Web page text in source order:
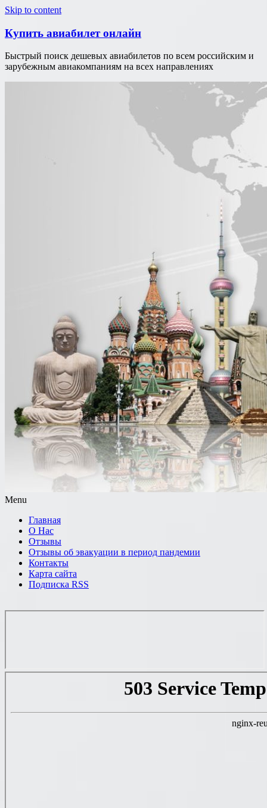
Skip to content
Купить авиабилет онлайн
Быстрый поиск дешевых авиабилетов по всем российским и
зарубежным авиакомпаниям на всех направлениях
Menu
Главная
О Нас
Отзывы
Отзывы об эвакуации в период пандемии
Контакты
Карта сайта
Подписка RSS